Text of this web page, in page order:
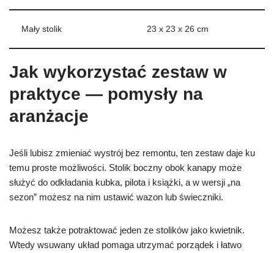
Mały stolik 23 x 23 x 26 cm
Jak wykorzystać zestaw w
praktyce — pomysły na
aranżacje
Jeśli lubisz zmieniać wystrój bez remontu, ten zestaw daje ku
temu proste możliwości. Stolik boczny obok kanapy może
służyć do odkładania kubka, pilota i książki, a w wersji „na
sezon” możesz na nim ustawić wazon lub świeczniki.
Możesz także potraktować jeden ze stolików jako kwietnik.
Wtedy wsuwany układ pomaga utrzymać porządek i łatwo